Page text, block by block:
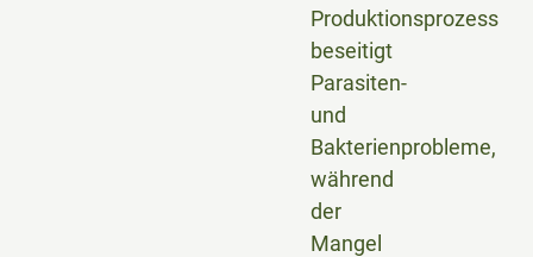
Produktionsprozess
beseitigt
Parasiten-
und
Bakterienprobleme,
während
der
Mangel